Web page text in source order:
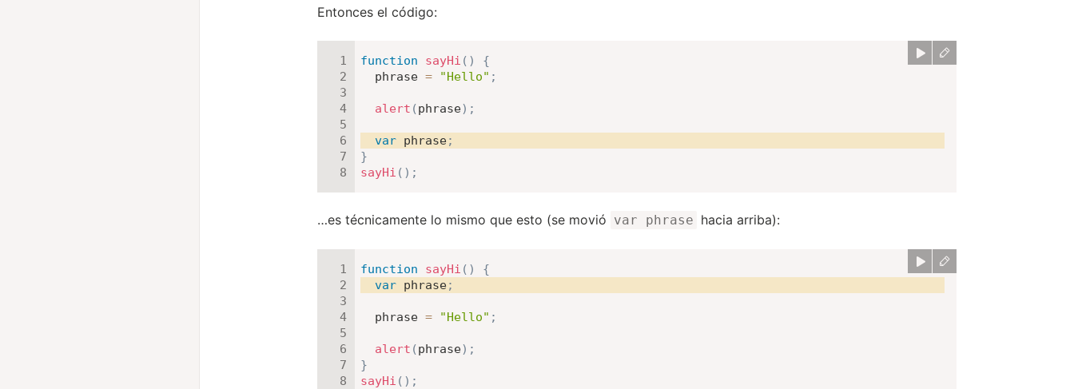
Entonces el código:
function sayHi ( )
{
  phrase
= "Hello" ;
alert (phrase) ;
var phrase;
}
sayHi ( ) ;
…es técnicamente lo mismo que esto (se movió var phrase hacia arriba):
function sayHi ( )
{
var phrase;
  phrase
= "Hello" ;
alert (phrase) ;
}
sayHi ( ) ;